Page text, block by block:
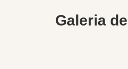
Galeria de